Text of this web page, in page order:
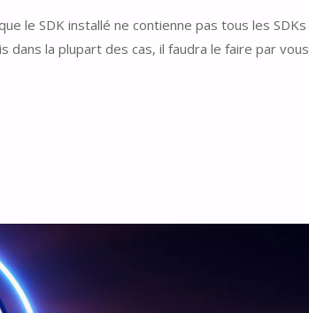
le SDK installé ne contienne pas tous les SDKs
dans la plupart des cas, il faudra le faire par vous